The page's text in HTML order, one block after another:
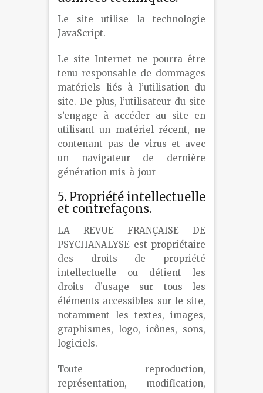
Le site utilise la technologie
JavaScript.
Le site Internet ne pourra être
tenu responsable de dommages
matériels liés à l’utilisation du
site. De plus, l’utilisateur du site
s’engage à accéder au site en
utilisant un matériel récent, ne
contenant pas de virus et avec
un navigateur de dernière
génération mis-à-jour
5. Propriété intellectuelle
et contrefaçons.
LA REVUE FRANÇAISE DE
PSYCHANALYSE est propriétaire
des droits de propriété
intellectuelle ou détient les
droits d’usage sur tous les
éléments accessibles sur le site,
notamment les textes, images,
graphismes, logo, icônes, sons,
logiciels.
Toute reproduction,
représentation, modification,